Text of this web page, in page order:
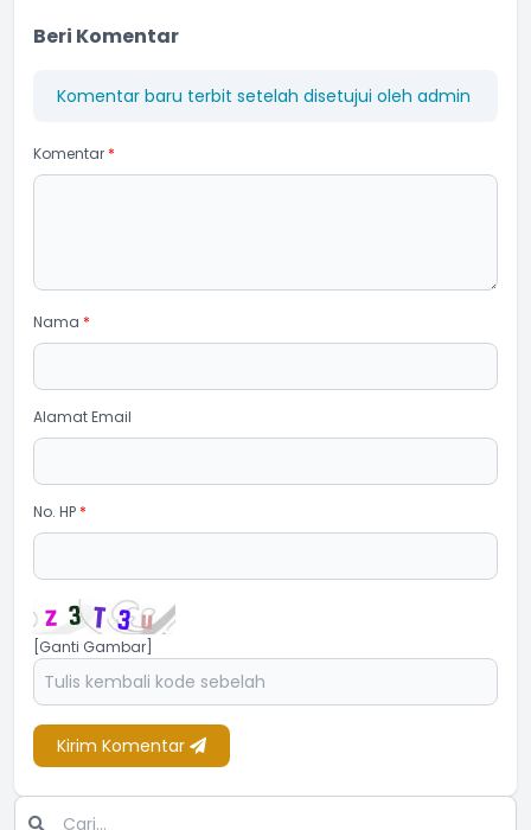
Beri Komentar
Komentar baru terbit setelah disetujui oleh admin
Komentar *
Nama *
Alamat Email
No. HP *
[Ganti Gambar]
Kirim Komentar